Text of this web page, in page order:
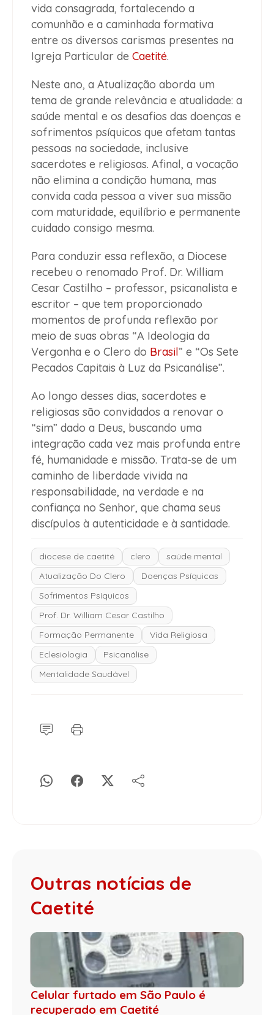
vida consagrada, fortalecendo a
comunhão e a caminhada formativa
entre os diversos carismas presentes na
Igreja Particular de Caetité.
Neste ano, a Atualização aborda um
tema de grande relevância e atualidade: a
saúde mental e os desafios das doenças e
sofrimentos psíquicos que afetam tantas
pessoas na sociedade, inclusive
sacerdotes e religiosas. Afinal, a vocação
não elimina a condição humana, mas
convida cada pessoa a viver sua missão
com maturidade, equilíbrio e permanente
cuidado consigo mesma.
Para conduzir essa reflexão, a Diocese
recebeu o renomado Prof. Dr. William
Cesar Castilho – professor, psicanalista e
escritor – que tem proporcionado
momentos de profunda reflexão por
meio de suas obras “A Ideologia da
Vergonha e o Clero do Brasil” e “Os Sete
Pecados Capitais à Luz da Psicanálise”.
Ao longo desses dias, sacerdotes e
religiosas são convidados a renovar o
“sim” dado a Deus, buscando uma
integração cada vez mais profunda entre
fé, humanidade e missão. Trata-se de um
caminho de liberdade vivida na
responsabilidade, na verdade e na
confiança no Senhor, que chama seus
discípulos à autenticidade e à santidade.
diocese de caetité clero
saúde mental
Atualização Do Clero
Doenças Psíquicas
Sofrimentos Psíquicos
Prof. Dr. William Cesar Castilho
Formação Permanente
Vida Religiosa
Eclesiologia
Psicanálise
Mentalidade Saudável
Outras notícias de
Caetité
Celular furtado em São Paulo é
recuperado em Caetité